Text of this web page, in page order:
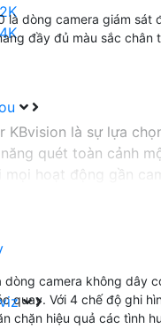
là dòng camera giám
đầy đủ màu sắc
KBvision là sự lựa
quét toàn cảnh
hoạt động gần
băng thông và
này, Camera Wifi
dòng camera không dây
quay. Với 4 chế độ ghi
chặn hiệu quả các tình